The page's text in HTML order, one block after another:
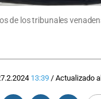
de los tribunales
13:39/ Actualizado